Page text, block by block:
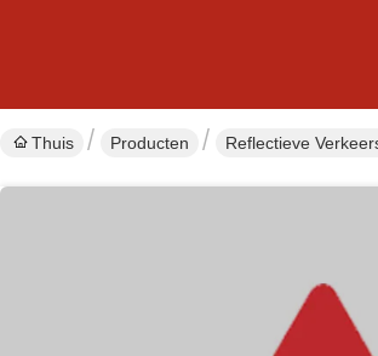
Thuis Producten Reflectieve